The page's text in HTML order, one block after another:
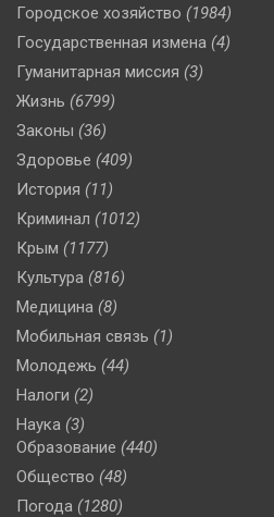
Городское хозяйство (1984)
Государственная измена (4)
Гуманитарная миссия (3)
Жизнь (6799)
Законы (36)
Здоровье (409)
История (11)
Криминал (1012)
Крым (1177)
Культура (816)
Медицина (8)
Мобильная связь (1)
Молодежь (44)
Налоги (2)
Наука (3)
Образование (440)
Общество (48)
Погода (1280)